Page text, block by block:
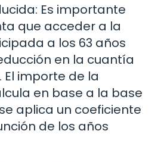
Es importante
que acceder a la
a los 63 años
en la cuantía
El importe de la
en base a la base
aplica un coeficiente
de los años